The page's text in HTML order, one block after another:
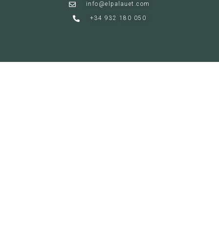
info@elpalauet.com
+34 932 180 050